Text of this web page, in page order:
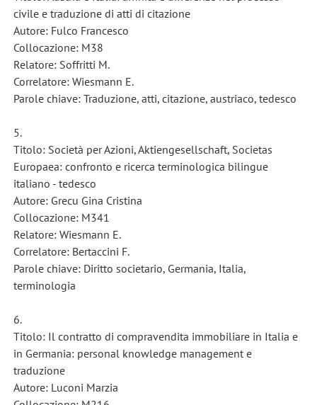
civile e traduzione di atti di citazione
Autore: Fulco Francesco
Collocazione: M38
Relatore: Soffritti M.
Correlatore: Wiesmann E.
Parole chiave: Traduzione, atti, citazione, austriaco, tedesco
5.
Titolo: Società per Azioni, Aktiengesellschaft, Societas
Europaea: confronto e ricerca terminologica bilingue
italiano - tedesco
Autore: Grecu Gina Cristina
Collocazione: M341
Relatore: Wiesmann E.
Correlatore: Bertaccini F.
Parole chiave: Diritto societario, Germania, Italia,
terminologia
6.
Titolo: Il contratto di compravendita immobiliare in Italia e
in Germania: personal knowledge management e
traduzione
Autore: Luconi Marzia